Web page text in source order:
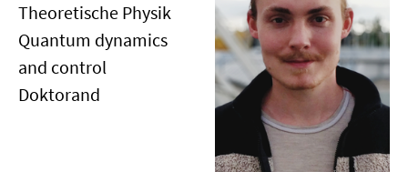
Theoretische Physik
Quantum dynamics
and control
Doktorand